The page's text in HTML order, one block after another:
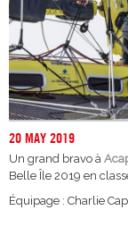
20 MAY 2019
Un grand bravo à
Belle Île 2019 en
Équipage : Charlie